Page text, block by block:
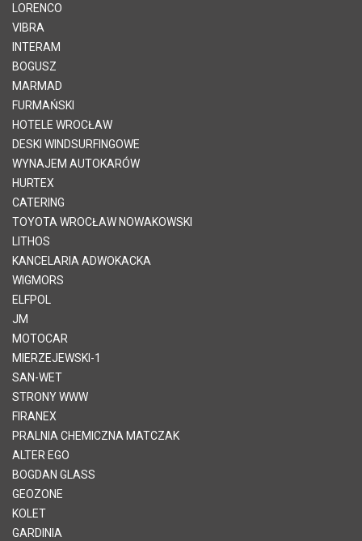
LORENCO
VIBRA
INTERAM
BOGUSZ
MARMAD
FURMAŃSKI
HOTELE WROCŁAW
DESKI WINDSURFINGOWE
WYNAJEM AUTOKARÓW
HURTEX
CATERING
TOYOTA WROCŁAW NOWAKOWSKI
LITHOS
KANCELARIA ADWOKACKA
WIGMORS
ELFPOL
JM
MOTOCAR
MIERZEJEWSKI-1
SAN-WET
STRONY WWW
FIRANEX
PRALNIA CHEMICZNA MATCZAK
ALTER EGO
BOGDAN GLASS
GEOZONE
KOLET
GARDINIA